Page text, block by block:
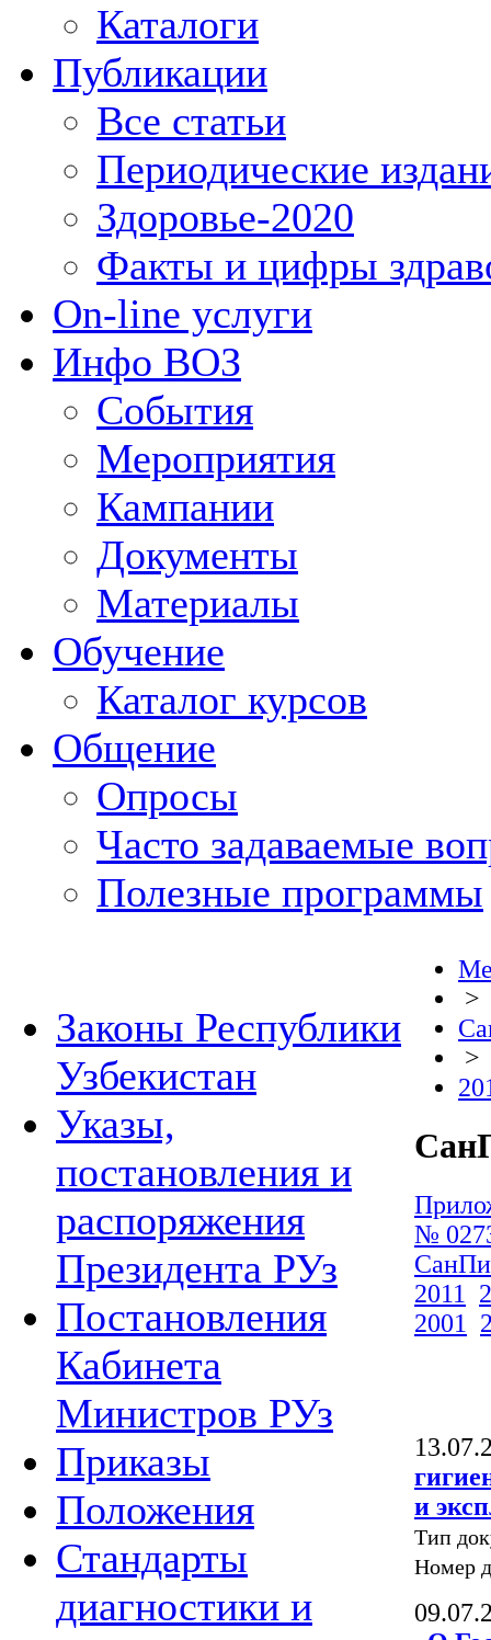
Каталоги
Публикации
Все статьи
Периодические
Здоровье-2020
Факты и цифры
On-line услуги
Инфо ВОЗ
События
Мероприятия
Кампании
Документы
Материалы
Обучение
Каталог курсов
Общение
Опросы
Часто задаваемые
Полезные программы
Законы Республики
Узбекистан
Указы,
постановления и
распоряжения
Президента РУз
Постановления
Кабинета
Министров РУз
Приказы
Положения
Стандарты
диагностики и
>
>
№
2011
2001
и
Тип
Номер